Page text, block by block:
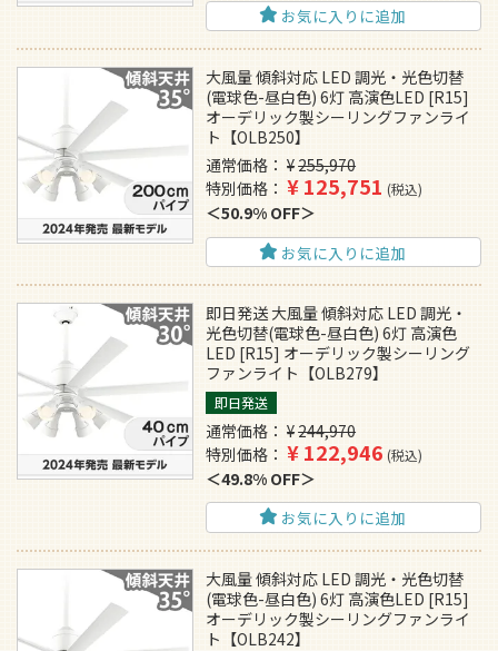
お気に入りに追加
大風量 傾斜対応 LED 調光・光色切替
(電球色-昼白色) 6灯 高演色LED [R15]
オーデリック製シーリングファンライ
ト【OLB250】
通常価格
¥255,970
特別価格
¥125,751 税込
50.9% OFF
お気に入りに追加
即日発送 大風量 傾斜対応 LED 調光・
光色切替(電球色-昼白色) 6灯 高演色
LED [R15] オーデリック製シーリング
ファンライト【OLB279】
即日発送
通常価格 ¥244,970
特別価格
¥122,946 税込
49.8% OFF
お気に入りに追加
大風量 傾斜対応 LED 調光・光色切替
(電球色-昼白色) 6灯 高演色LED [R15]
オーデリック製シーリングファンライ
ト【OLB242】